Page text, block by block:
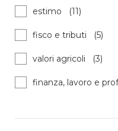
estimo (11)
fisco e tributi (5)
valori agricoli (3)
finanza, lavoro e